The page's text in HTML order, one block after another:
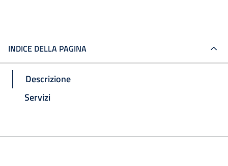
INDICE DELLA PAGINA
Descrizione
Servizi